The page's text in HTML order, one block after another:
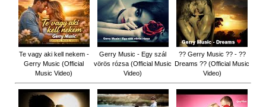
Te vagy aki kell nekem -
Gerry Music (Official
Music Video)
Gerry Music - Egy szál
vörös rózsa (Official Music
Video)
?? Gerry Music ?? - ??
Dreams ?? (Official Music
Video)